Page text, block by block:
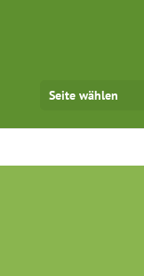
Seite wählen